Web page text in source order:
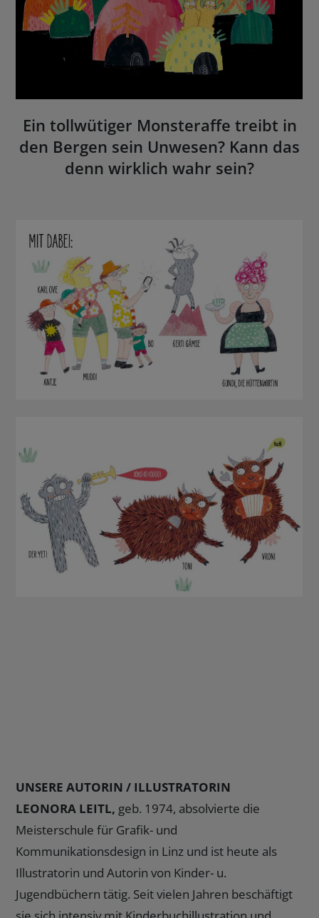
Ein tollwütiger Monsteraffe treibt in
den Bergen sein Unwesen? Kann das
denn wirklich wahr sein?
UNSERE AUTORIN / ILLUSTRATORIN
LEONORA LEITL, geb. 1974, absolvierte die
Meisterschule für Grafik- und
Kommunikationsdesign in Linz und ist heute als
Illustratorin und Autorin von Kinder- u.
Jugendbüchern tätig. Seit vielen Jahren beschäftigt